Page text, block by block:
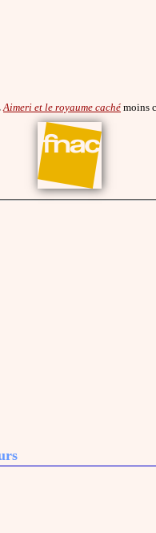
Aimeri et le royaume caché moins